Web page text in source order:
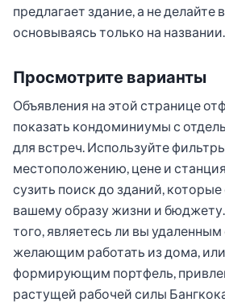
предлагает здание, а не делайте
основываясь только на названии.
Просмотрите варианты
Объявления на этой странице
показать кондоминиумы с
для встреч. Используйте
местоположению, цене и
сузить поиск до зданий,
вашему образу жизни и
того, являетесь ли вы
желающим работать из дома,
формирующим портфель,
растущей рабочей силы